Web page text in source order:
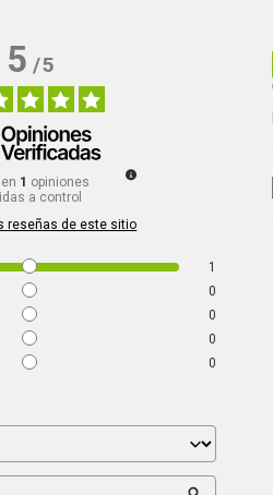
5/5
1 opiniones
a control
reseñas de este sitio
1
0
0
0
0